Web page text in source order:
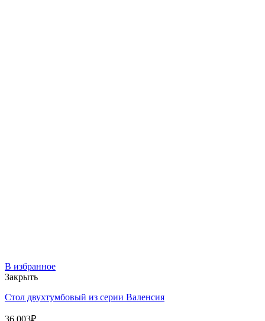
В избранное
Закрыть
Стол двухтумбовый из серии Валенсия
36 003₽